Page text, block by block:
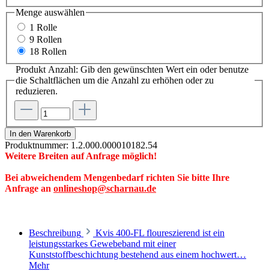
Menge auswählen
1 Rolle
9 Rollen
18 Rollen
Produkt Anzahl: Gib den gewünschten Wert ein oder benutze
die Schaltflächen um die Anzahl zu erhöhen oder zu
reduzieren.
In den Warenkorb
Produktnummer: 1.2.000.000010182.54
Weitere Breiten auf Anfrage möglich!
Bei abweichendem Mengenbedarf richten Sie bitte Ihre
Anfrage an onlineshop@scharnau.de
Beschreibung
Kvis 400-FL floureszierend ist ein
leistungsstarkes Gewebeband mit einer
Kunststoffbeschichtung bestehend aus einem hochwert…
Mehr